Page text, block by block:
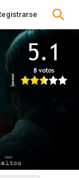
5.1
8 votos